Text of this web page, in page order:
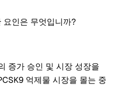
요인은 무엇입니까?
증가 승인 및 시장 성장을
억제물 시장을 몰는 중